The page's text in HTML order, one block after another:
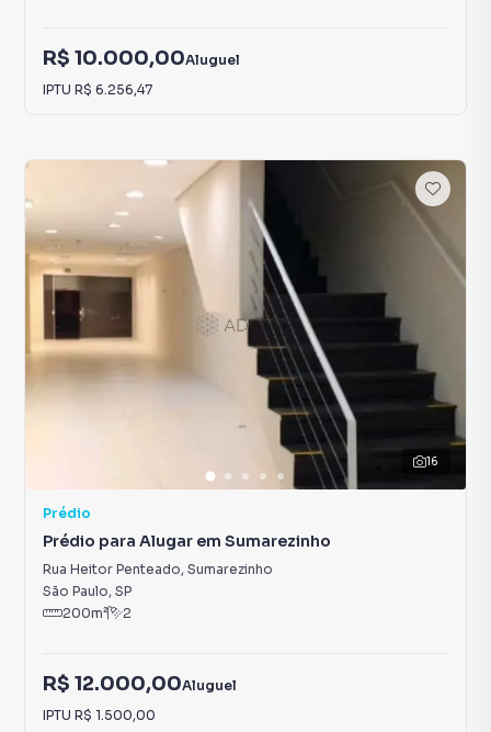
R$ 10.000,00Aluguel
IPTU R$ 6.256,47
16
Prédio
Prédio para Alugar em Sumarezinho
Rua Heitor Penteado, Sumarezinho
São Paulo, SP
200m² 2
R$ 12.000,00Aluguel
IPTU R$ 1.500,00